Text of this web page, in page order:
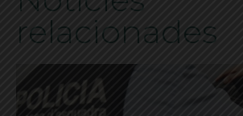
relacionades